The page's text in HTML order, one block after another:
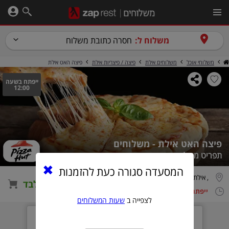
משלוח ל: חסרה כתובת משלוח
משלוחי אוכל משלוחים אילת פיצה / פיצריות אילת פיצה האט אילת
פיצה האט אילת - משלוחים
תפריט משלוחים
ייפתח בשעה
12:00
, אילת
ייפתח בשעה 12:00
הזמנה טלפונית בלבד
המסעדה סגורה כעת להזמנות
לצפייה ב שעות המשלוחים